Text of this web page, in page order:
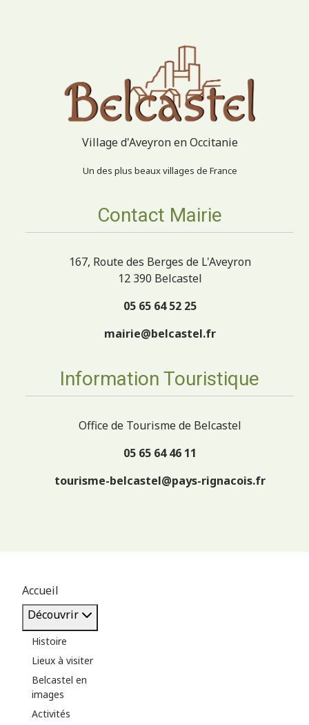
Village d'Aveyron en Occitanie
Un des plus beaux villages de France
Contact Mairie
167, Route des Berges de L'Aveyron
12 390 Belcastel
05 65 64 52 25
mairie@belcastel.fr
Information Touristique
Office de Tourisme de Belcastel
05 65 64 46 11
tourisme-belcastel@pays-rignacois.fr
Accueil
Découvrir
Histoire
Lieux à visiter
Belcastel en
images
Activités